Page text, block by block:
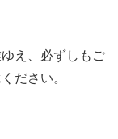
え、必ずしもご
ださい。